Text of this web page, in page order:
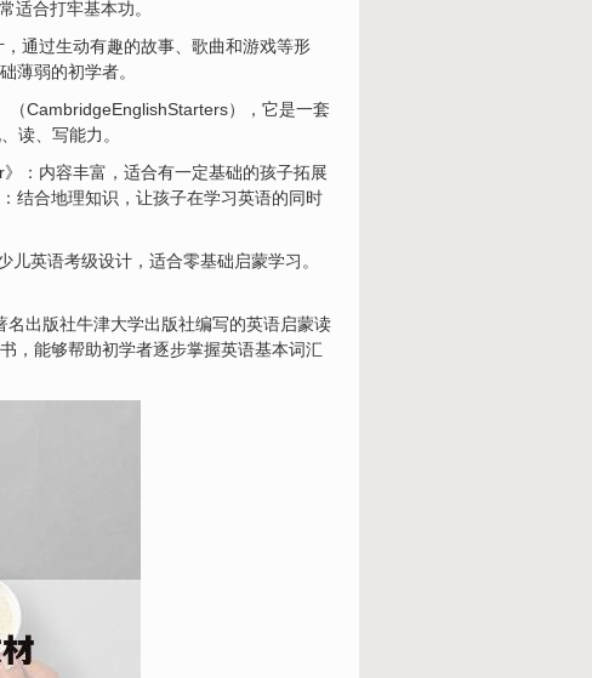
适合打牢基本功。
通过生动有趣的故事、歌曲和游戏等形
薄弱的初学者。
（CambridgeEnglishStarters），它是一套
读、写能力。
：内容丰富，适合有一定基础的孩子拓展
结合地理知识，让孩子在学习英语的同时
英语考级设计，适合零基础启蒙学习。
出版社牛津大学出版社编写的英语启蒙读
，能够帮助初学者逐步掌握英语基本词汇